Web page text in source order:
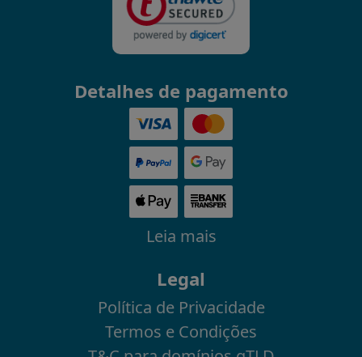
Detalhes de pagamento
Leia mais
Legal
Política de Privacidade
Termos e Condições